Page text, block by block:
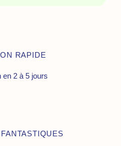
RAPIDE
en 2 à 5 jours